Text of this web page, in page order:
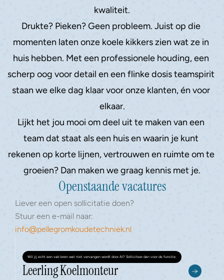
kwaliteit.
Drukte? Pieken? Geen probleem. Juist op die
momenten laten onze koele kikkers zien wat ze in
huis hebben. Met een professionele houding, een
scherp oog voor detail en een flinke dosis teamspirit
staan we elke dag klaar voor onze klanten, én voor
elkaar.
Lijkt het jou mooi om deel uit te maken van een
team dat staat als een huis en waarin je kunt
rekenen op korte lijnen, vertrouwen en ruimte om te
groeien? Dan maken we graag kennis met je.
Openstaande vacatures
Liever een open sollicitatie doen?
info@pellegromkoudetechniek.nl
Wil jij echt een vak leren wat niet vervangen wordt door AI? Solliciteer dan voor de functie:
Leerling Koelmonteur